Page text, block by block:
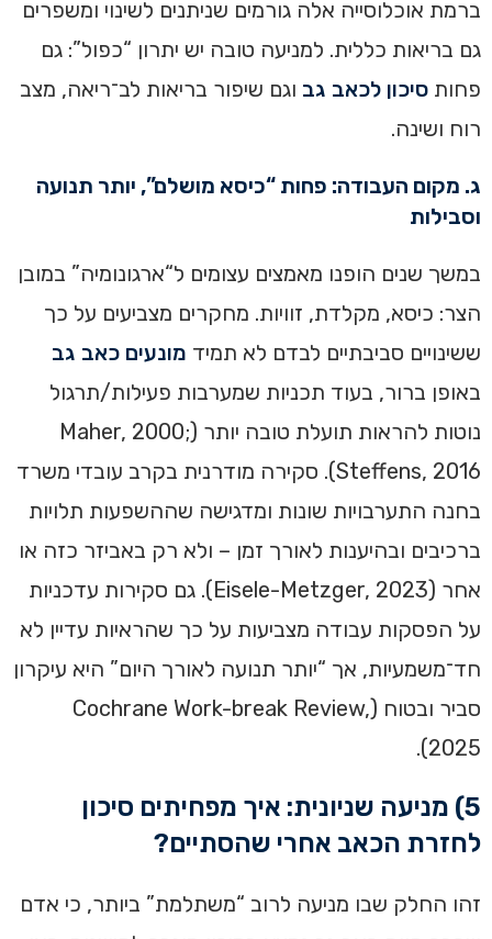
ברמת אוכלוסייה אלה גורמים שניתנים לשינוי ומשפרים
גם בריאות כללית. למניעה טובה יש יתרון “כפול”: גם
פחות סיכון לכאב גב וגם שיפור בריאות לב־ריאה, מצב
רוח ושינה.
ג. מקום העבודה: פחות “כיסא מושלם”, יותר תנועה
וסבילות
במשך שנים הופנו מאמצים עצומים ל“ארגונומיה” במובן
הצר: כיסא, מקלדת, זוויות. מחקרים מצביעים על כך
ששינויים סביבתיים לבדם לא תמיד מונעים כאב גב
באופן ברור, בעוד תכניות שמערבות פעילות/תרגול
נוטות להראות תועלת טובה יותר (Maher, 2000;
Steffens, 2016). סקירה מודרנית בקרב עובדי משרד
בחנה התערבויות שונות ומדגישה שההשפעות תלויות
ברכיבים ובהיענות לאורך זמן – ולא רק באביזר כזה או
אחר (Eisele-Metzger, 2023). גם סקירות עדכניות
על הפסקות עבודה מצביעות על כך שהראיות עדיין לא
חד־משמעיות, אך “יותר תנועה לאורך היום” היא עיקרון
סביר ובטוח (Cochrane Work-break Review,
2025).
5) מניעה שניונית: איך מפחיתים סיכון
לחזרת הכאב אחרי שהסתיים?
זהו החלק שבו מניעה לרוב “משתלמת” ביותר, כי אדם